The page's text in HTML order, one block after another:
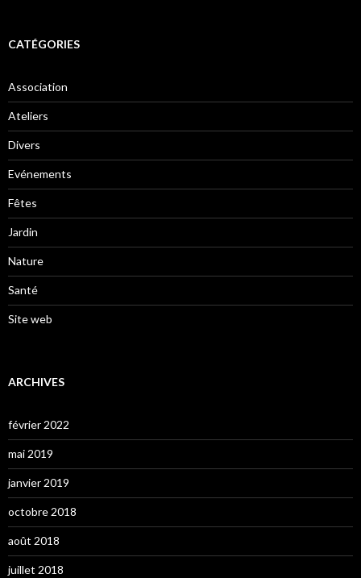
CATÉGORIES
Association
Ateliers
Divers
Evénements
Fêtes
Jardin
Nature
Santé
Site web
ARCHIVES
février 2022
mai 2019
janvier 2019
octobre 2018
août 2018
juillet 2018